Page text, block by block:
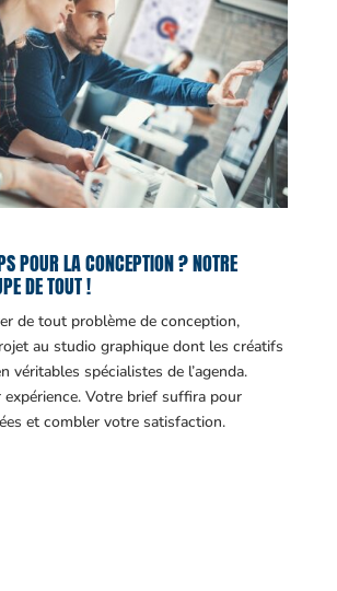
POUR LA CONCEPTION ? NOTRE
DE TOUT !
de tout problème de conception,
au studio graphique dont les créatifs
véritables spécialistes de l’agenda.
Votre brief suffira pour
et combler votre satisfaction.